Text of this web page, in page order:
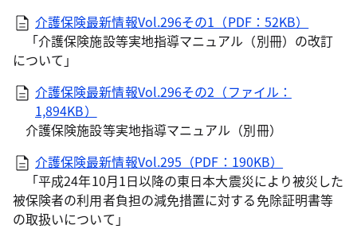
介護保険最新情報Vol.296その1（PDF：52KB）
「介護保険施設等実地指導マニュアル（別冊）の改訂
について」
介護保険最新情報Vol.296その2（ファイル：
1,894KB）
介護保険施設等実地指導マニュアル（別冊）
介護保険最新情報Vol.295（PDF：190KB）
「平成24年10月1日以降の東日本大震災により被災した
被保険者の利用者負担の減免措置に対する免除証明書等
の取扱いについて」